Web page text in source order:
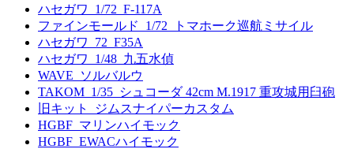
ハセガワ_1/72_F-117A
ファインモールド_1/72_トマホーク巡航ミサイル
ハセガワ_72_F35A
ハセガワ_1/48_九五水偵
WAVE_ソルバルウ
TAKOM_1/35_シュコーダ 42cm M.1917 重攻城用臼砲
旧キット_ジムスナイパーカスタム
HGBF_マリンハイモック
HGBF_EWACハイモック